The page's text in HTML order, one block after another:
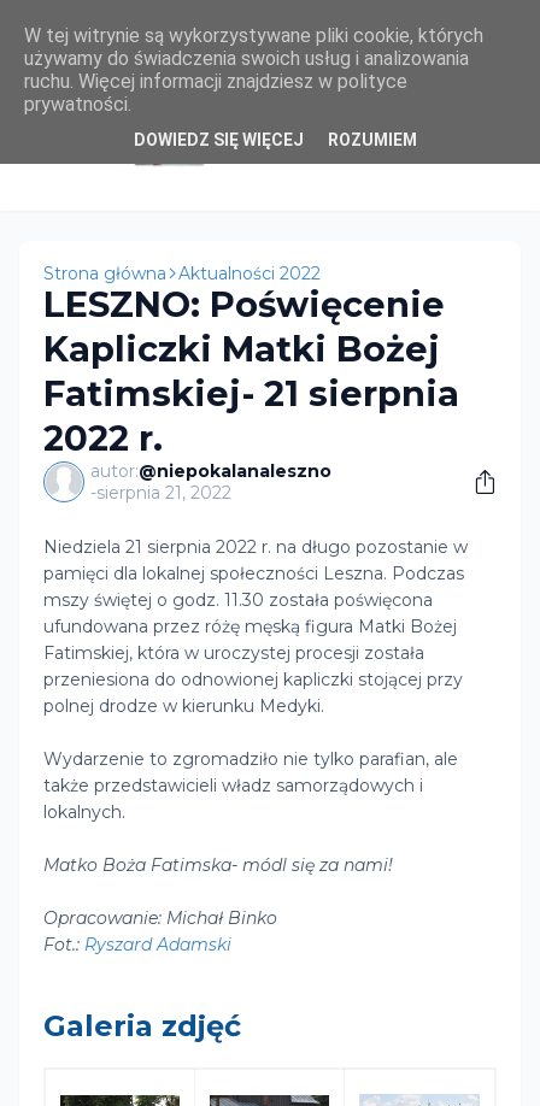
Strona główna Aktualności 2022
LESZNO: Poświęcenie
Kapliczki Matki Bożej
Fatimskiej- 21 sierpnia
2022 r.
autor:@niepokalanaleszno
-sierpnia 21, 2022
Niedziela 21 sierpnia 2022 r. na długo pozostanie w
pamięci dla lokalnej społeczności Leszna. Podczas
mszy świętej o godz. 11.30 została poświęcona
ufundowana przez różę męską figura Matki Bożej
Fatimskiej, która w uroczystej procesji została
przeniesiona do odnowionej kapliczki stojącej przy
polnej drodze w kierunku Medyki.
Wydarzenie to zgromadziło nie tylko parafian, ale
także przedstawicieli władz samorządowych i
lokalnych.
Matko Boża Fatimska- módl się za nami!
Opracowanie: Michał Binko
Fot.: Ryszard Adamski
Galeria zdjęć
W tej witrynie są wykorzystywane pliki cookie, których
używamy do świadczenia swoich usług i analizowania
ruchu. Więcej informacji znajdziesz w polityce
prywatności.
DOWIEDZ SIĘ WIĘCEJ ROZUMIEM